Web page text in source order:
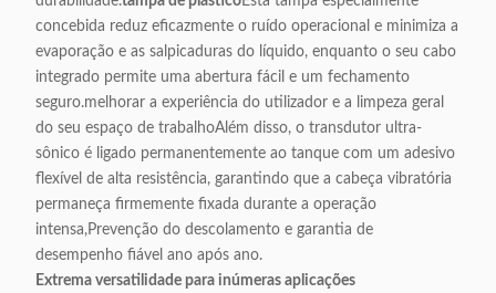
concebida reduz eficazmente o ruído operacional e minimiza a
evaporação e as salpicaduras do líquido, enquanto o seu cabo
integrado permite uma abertura fácil e um fechamento
seguro.melhorar a experiência do utilizador e a limpeza geral
do seu espaço de trabalhoAlém disso, o transdutor ultra-
sônico é ligado permanentemente ao tanque com um adesivo
flexível de alta resistência, garantindo que a cabeça vibratória
permaneça firmemente fixada durante a operação
intensa,Prevenção do descolamento e garantia de
desempenho fiável ano após ano.
Extrema versatilidade para inúmeras aplicações